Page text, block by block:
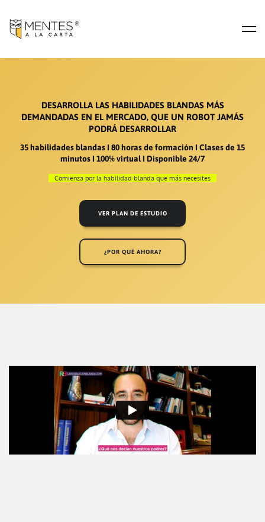
DESARROLLA LAS HABILIDADES BLANDAS MÁS
DEMANDADAS EN EL MERCADO, QUE UN ROBOT JAMÁS
PODRÁ DESARROLLAR
35 habilidades blandas I 80 horas de formación I Clases de 15
minutos I 100% virtual I Disponible 24/7​
Comienza por la habilidad blanda que más necesites
VER PLAN DE ESTUDIO
¿POR QUÉ AHORA?